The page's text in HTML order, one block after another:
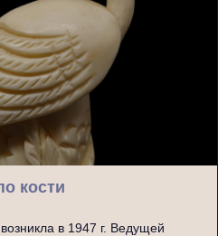
кости
в 1947 г. Ведущей